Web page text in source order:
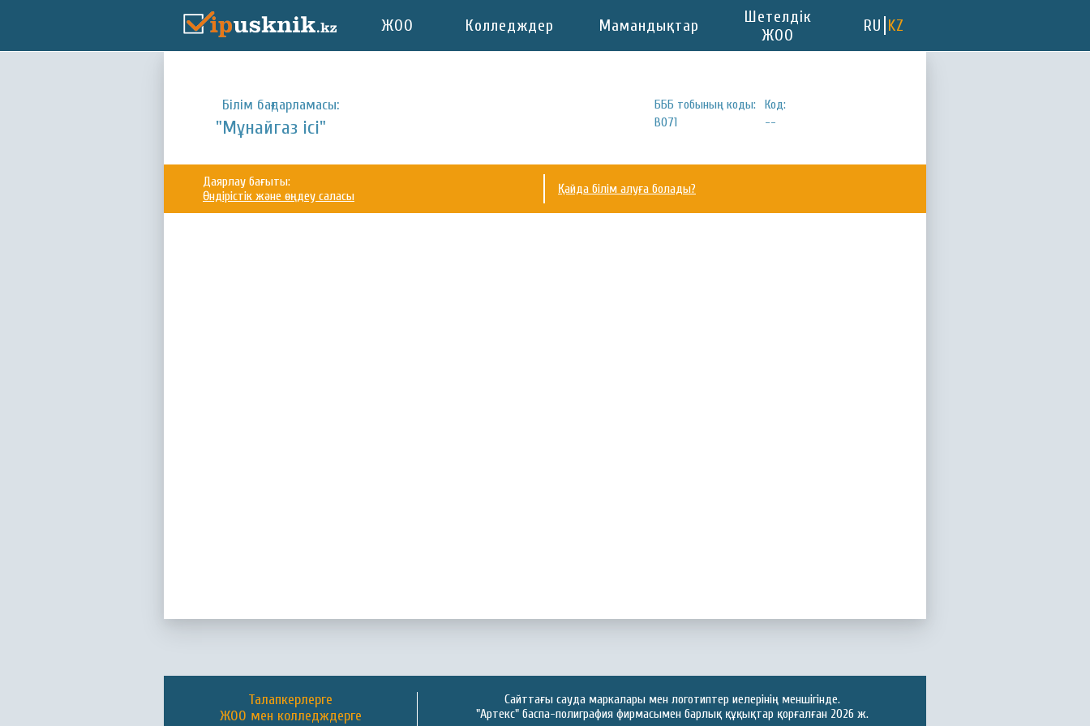
ЖОО Колледждер Мамандықтар
Шетелдік
ЖОО
RU KZ
Білім бағдарламасы:
"Мұнайгаз ісі"
БББ тобының коды:
B071
Код:
--
Даярлау бағыты:
Өндірістік және өңдеу саласы
Қайда білім алуға болады?
Талапкерлерге
ЖОО мен колледждерге
Сайттағы сауда маркалары мен логотиптер иелерінің меншігінде.
"Артекс" баспа-полиграфия фирмасымен барлық құқықтар қорғалған 2026 ж.